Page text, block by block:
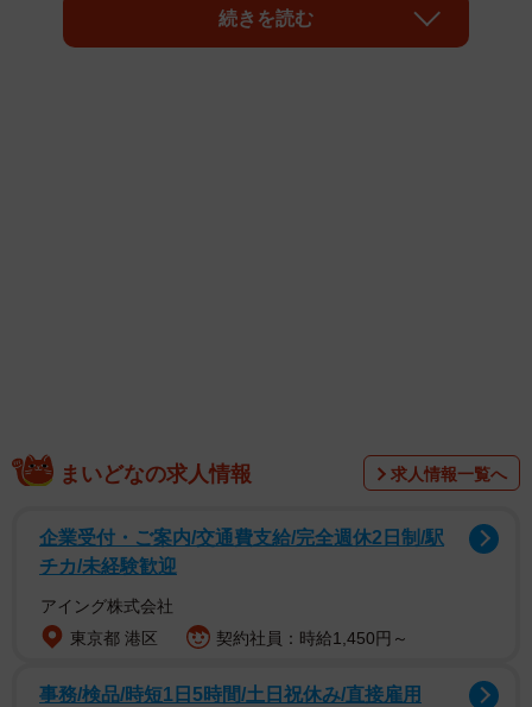
具の演出によって、巻頭20ページ超にわたって彼女の美し
さを引き出しました。
続きを読む
まいどなの求人情報 求人情報一覧へ
企業受付・ご案内/交通費支給/完全週休2日制/駅
チカ/未経験歓迎
アイング株式会社
東京都 港区
契約社員：時給1,450円～
事務/検品/時短1日5時間/土日祝休み/直接雇用